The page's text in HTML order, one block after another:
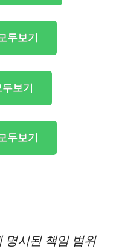
두보기
보기
두보기
명시된 책임 범위